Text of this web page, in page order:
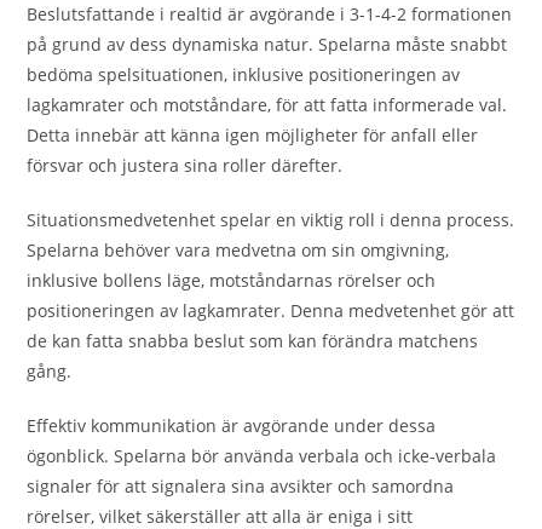
Beslutsfattande i realtid är avgörande i 3-1-4-2 formationen
på grund av dess dynamiska natur. Spelarna måste snabbt
bedöma spelsituationen, inklusive positioneringen av
lagkamrater och motståndare, för att fatta informerade val.
Detta innebär att känna igen möjligheter för anfall eller
försvar och justera sina roller därefter.
Situationsmedvetenhet spelar en viktig roll i denna process.
Spelarna behöver vara medvetna om sin omgivning,
inklusive bollens läge, motståndarnas rörelser och
positioneringen av lagkamrater. Denna medvetenhet gör att
de kan fatta snabba beslut som kan förändra matchens
gång.
Effektiv kommunikation är avgörande under dessa
ögonblick. Spelarna bör använda verbala och icke-verbala
signaler för att signalera sina avsikter och samordna
rörelser, vilket säkerställer att alla är eniga i sitt